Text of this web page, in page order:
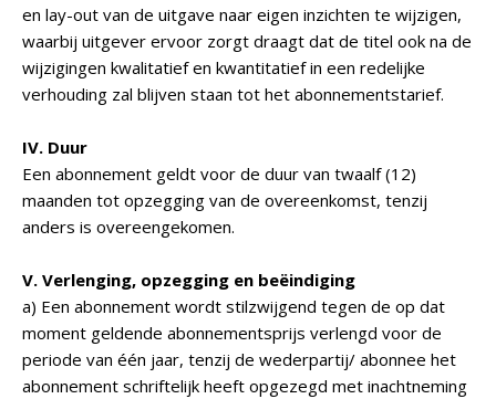
en lay-out van de uitgave naar eigen inzichten te wijzigen,
waarbij uitgever ervoor zorgt draagt dat de titel ook na de
wijzigingen kwalitatief en kwantitatief in een redelijke
verhouding zal blijven staan tot het abonnementstarief.
IV. Duur
Een abonnement geldt voor de duur van twaalf (12)
maanden tot opzegging van de overeenkomst, tenzij
anders is overeengekomen.
V. Verlenging, opzegging en beëindiging
a) Een abonnement wordt stilzwijgend tegen de op dat
moment geldende abonnementsprijs verlengd voor de
periode van één jaar, tenzij de wederpartij/ abonnee het
abonnement schriftelijk heeft opgezegd met inachtneming